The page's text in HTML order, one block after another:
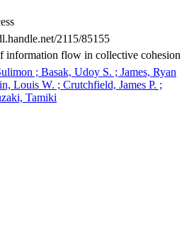
2115/85155
information flow in collective cohesion
; Basak, Udoy S. ; James, Ryan
Louis W. ; Crutchfield, James P. ;
Tamiki